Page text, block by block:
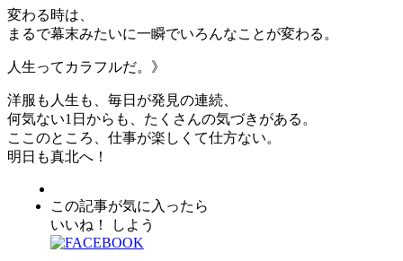
変わる時は、
まるで幕末みたいに一瞬でいろんなことが変わる。
人生ってカラフルだ。》
洋服も人生も、毎日が発見の連続、
何気ない1日からも、たくさんの気づきがある。
ここのところ、仕事が楽しくて仕方ない。
明日も真北へ！
この記事が気に入ったら
いいね！ しよう